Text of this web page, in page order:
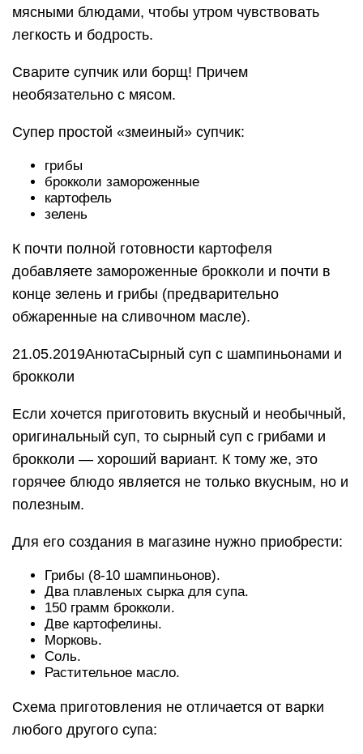
мясными блюдами, чтобы утром чувствовать
легкость и бодрость.
Сварите супчик или борщ! Причем
необязательно с мясом.
Супер простой «змеиный» супчик:
грибы
брокколи замороженные
картофель
зелень
К почти полной готовности картофеля
добавляете замороженные брокколи и почти в
конце зелень и грибы (предварительно
обжаренные на сливочном масле).
21.05.2019АнютаСырный суп с шампиньонами и
брокколи
Если хочется приготовить вкусный и необычный,
оригинальный суп, то сырный суп с грибами и
брокколи — хороший вариант. К тому же, это
горячее блюдо является не только вкусным, но и
полезным.
Для его создания в магазине нужно приобрести:
Грибы (8-10 шампиньонов).
Два плавленых сырка для супа.
150 грамм брокколи.
Две картофелины.
Морковь.
Соль.
Растительное масло.
Схема приготовления не отличается от варки
любого другого супа: